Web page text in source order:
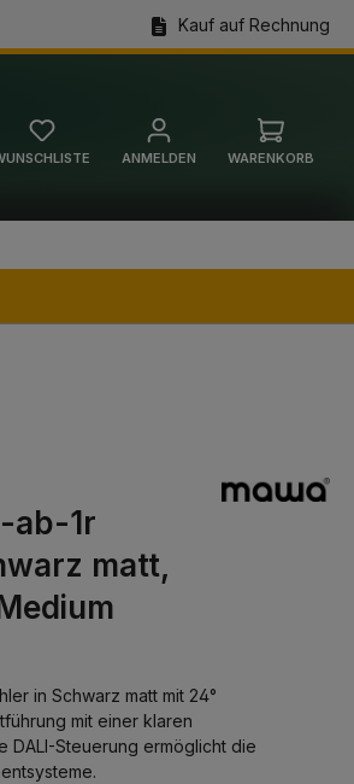
Kauf auf Rechnung
ANMELDEN WARENKORB
ab-1r
matt,
in Schwarz matt mit 24°
mit einer klaren
DALI-Steuerung ermöglicht die